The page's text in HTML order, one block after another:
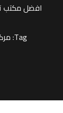
افضل مكتب
Tag: مركز ترجمة دراسة جدوى معتمد في مصر